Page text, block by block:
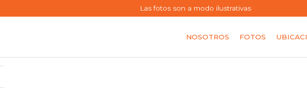
Las fotos son a modo ilustrativas
NOSOTROS FOTOS